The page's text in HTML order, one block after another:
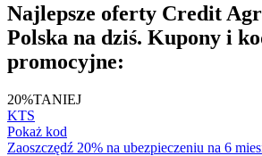
Najlepsze oferty Credit
Polska na dziś. Kupony i
promocyjne:
20%TANIEJ
KTS
Pokaż kod
Zaoszczędź 20% na ubezpieczeniu na 6